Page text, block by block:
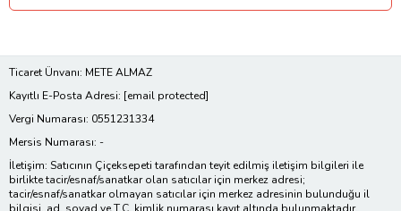
Ticaret Ünvanı: METE ALMAZ
Kayıtlı E-Posta Adresi: [email protected]
Vergi Numarası: 0551231334
Mersis Numarası: -
İletişim: Satıcının Çiçeksepeti tarafından teyit edilmiş iletişim bilgileri ile
birlikte tacir/esnaf/sanatkar olan satıcılar için merkez adresi;
tacir/esnaf/sanatkar olmayan satıcılar için merkez adresinin bulunduğu il
bilgisi, ad, soyad ve T.C. kimlik numarası kayıt altında bulunmaktadır.